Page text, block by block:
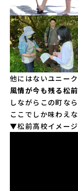
他にはないユニー
風情が今も残る松前
しながらこの町な
ここでしか味わえ
▼松前高校イメー